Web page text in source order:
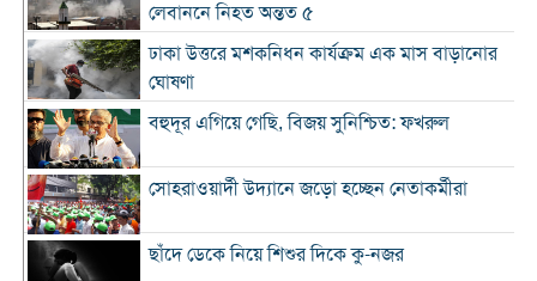
লেবাননে নিহত অন্তত ৫
ঢাকা উত্তরে মশকনিধন কার্যক্রম এক মাস বাড়ানোর
ঘোষণা
বহুদূর এগিয়ে গেছি, বিজয় সুনিশ্চিত: ফখরুল
সোহরাওয়ার্দী উদ্যানে জড়ো হচ্ছেন নেতাকর্মীরা
ছাঁদে ডেকে নিয়ে শিশুর দিকে কু-নজর